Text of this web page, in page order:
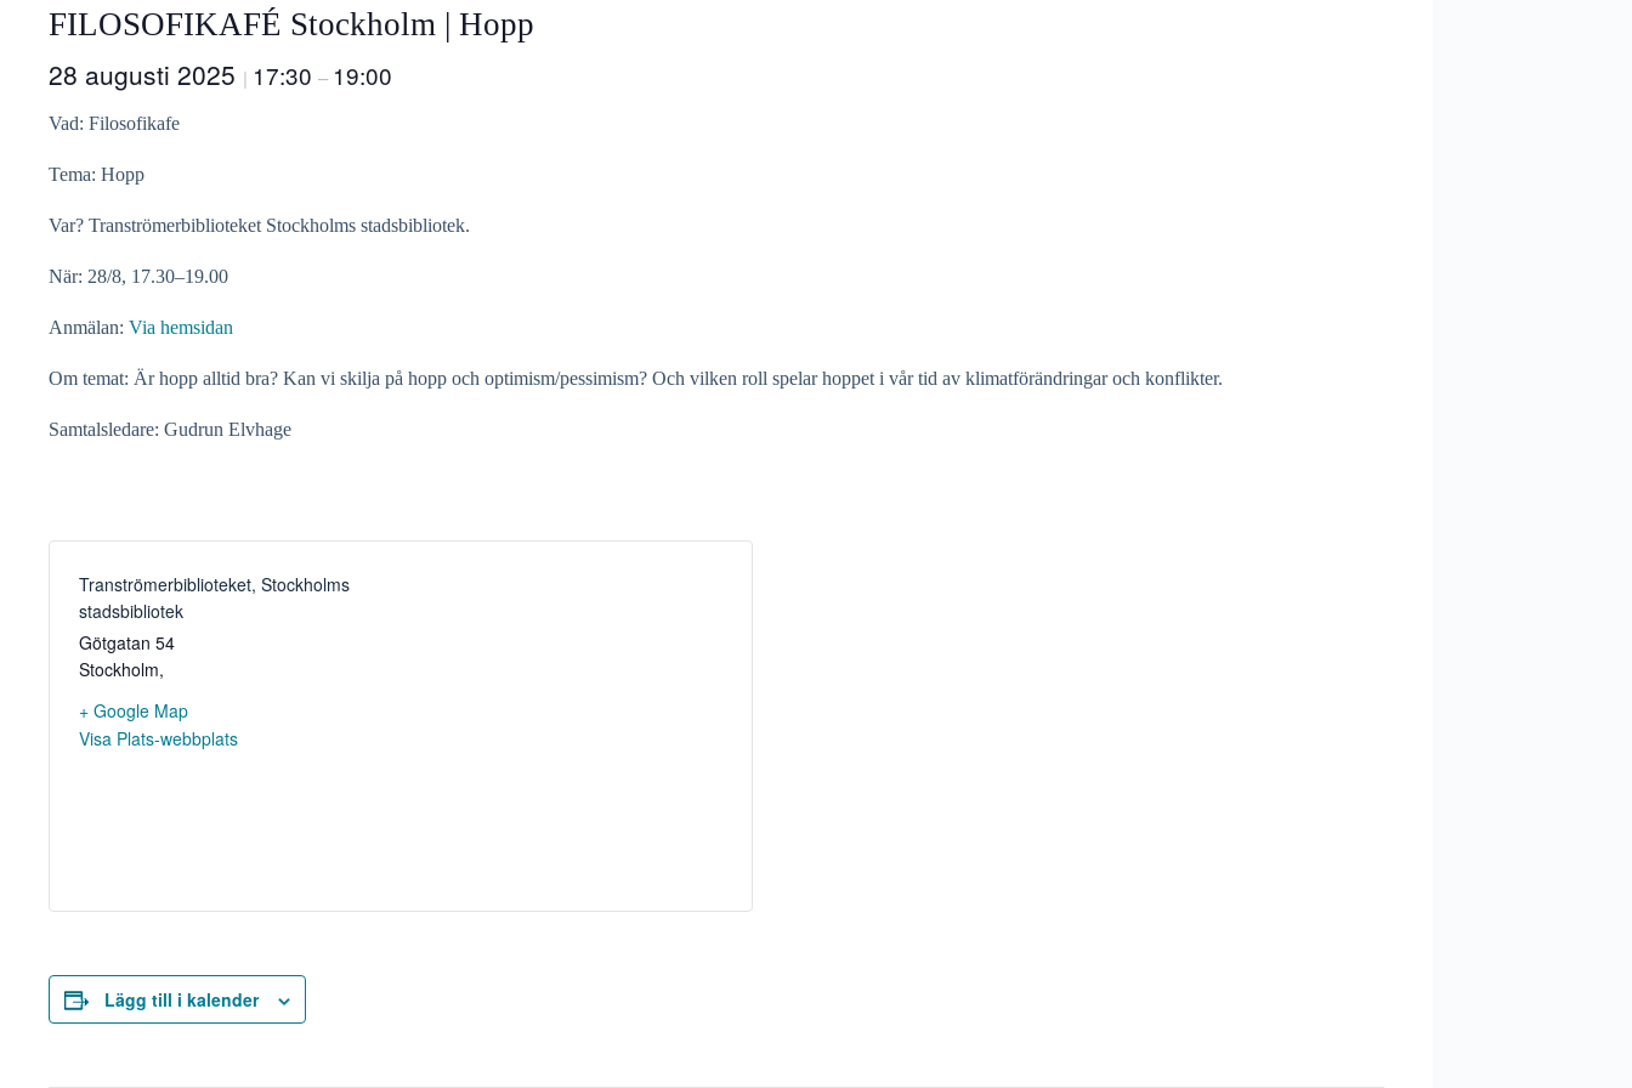
FILOSOFIKAFÉ Stockholm | Hopp
28 augusti 2025 | 17:30 – 19:00
Vad: Filosofikafe
Tema: Hopp
Var? Tranströmerbiblioteket Stockholms stadsbibliotek.
När: 28/8, 17.30–19.00
Anmälan: Via hemsidan
Om temat: Är hopp alltid bra? Kan vi skilja på hopp och optimism/pessimism? Och vilken roll spelar hoppet i vår tid av klimatförändringar och konflikter.
Samtalsledare: Gudrun Elvhage
Tranströmerbiblioteket, Stockholms
stadsbibliotek
Götgatan 54
Stockholm,
+ Google Map
Visa Plats-webbplats
Lägg till i kalender